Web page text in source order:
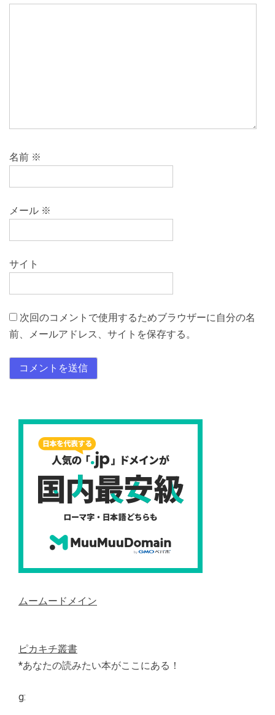
名前 ※
メール ※
サイト
次回のコメントで使用するためブラウザーに自分の名
前、メールアドレス、サイトを保存する。
ムームードメイン
ピカキチ叢書
*あなたの読みたい本がここにある！
g: